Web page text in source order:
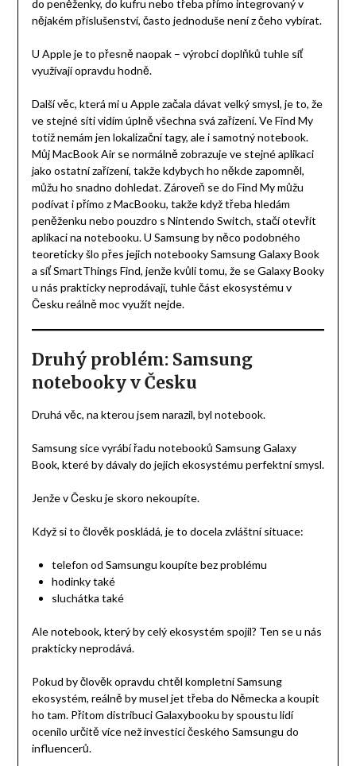
do peněženky, do kufru nebo třeba přímo integrovaný v
nějakém příslušenství, často jednoduše není z čeho vybírat.
U Apple je to přesně naopak – výrobci doplňků tuhle síť
využívají opravdu hodně.
Další věc, která mi u Apple začala dávat velký smysl, je to, že
ve stejné síti vidím úplně všechna svá zařízení. Ve Find My
totiž nemám jen lokalizační tagy, ale i samotný notebook.
Můj MacBook Air se normálně zobrazuje ve stejné aplikaci
jako ostatní zařízení, takže kdybych ho někde zapomněl,
můžu ho snadno dohledat. Zároveň se do Find My můžu
podívat i přímo z MacBooku, takže když třeba hledám
peněženku nebo pouzdro s Nintendo Switch, stačí otevřít
aplikaci na notebooku. U Samsung by něco podobného
teoreticky šlo přes jejich notebooky Samsung Galaxy Book
a síť SmartThings Find, jenže kvůli tomu, že se Galaxy Booky
u nás prakticky neprodávají, tuhle část ekosystému v
Česku reálně moc využít nejde.
Druhý problém: Samsung
notebooky v Česku
Druhá věc, na kterou jsem narazil, byl notebook.
Samsung sice vyrábí řadu notebooků Samsung Galaxy
Book, které by dávaly do jejich ekosystému perfektní smysl.
Jenže v Česku je skoro nekoupíte.
Když si to člověk poskládá, je to docela zvláštní situace:
telefon od Samsungu koupíte bez problému
hodinky také
sluchátka také
Ale notebook, který by celý ekosystém spojil? Ten se u nás
prakticky neprodává.
Pokud by člověk opravdu chtěl kompletní Samsung
ekosystém, reálně by musel jet třeba do Německa a koupit
ho tam. Přitom distribuci Galaxybooku by spoustu lidí
ocenilo určitě více než investici českého Samsungu do
influencerů.